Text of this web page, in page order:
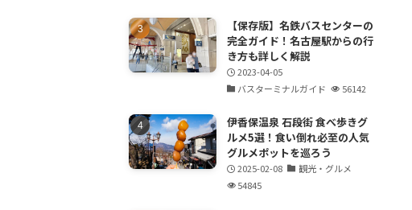
【保存版】名鉄バスセンターの
完全ガイド！名古屋駅からの行
き方も詳しく解説
2023-04-05
バスターミナルガイド
56142
伊香保温泉 石段街 食べ歩きグ
ルメ5選！食い倒れ必至の人気
グルメポットを巡ろう
2025-02-08
観光・グルメ
54845